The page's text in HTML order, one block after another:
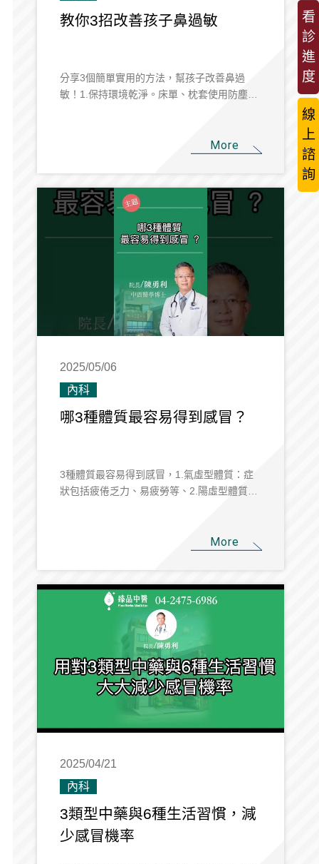
看
診
進
度
線
上
諮
詢
教你3招改善孩子鼻過敏
分享3個簡單實用的方法，幫孩子改善鼻過
敏！1.保持環境乾淨。床單、枕套使用防塵蟎
加上適量戶外運動，像慢跑或散步，不只提升
More
2025/05/06
內科
哪3種體質最容易得到感冒？
3種體質最容易得到感冒，1.氣虛型體質：症
狀包括疲倦乏力、易疲勞等、2.陽虛型體質：
如果您有這3種體質之一，建議您找尋中醫師
More
2025/04/21
內科
3類型中藥與6種生活習慣，減
少感冒機率